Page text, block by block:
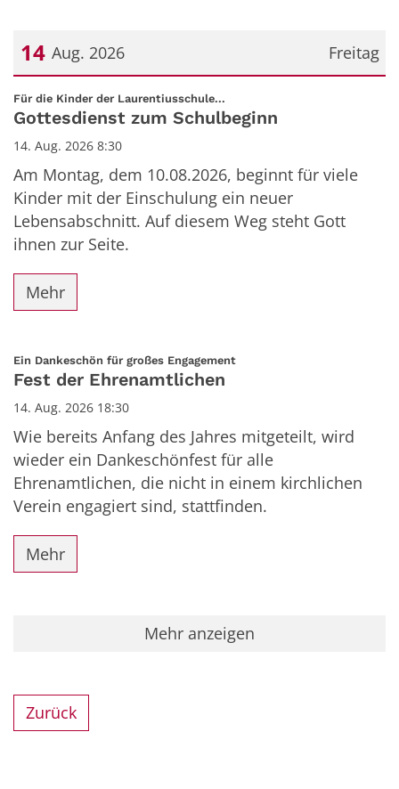
Freitag
14 Aug. 2026
Datum: 14. August 2026
Für die Kinder der Laurentiusschule...
Gottesdienst zum Schulbeginn
14. Aug. 2026 8:30
Am Montag, dem 10.08.2026, beginnt für viele
Kinder mit der Einschulung ein neuer
Lebensabschnitt. Auf diesem Weg steht Gott
ihnen zur Seite.
Mehr
Ein Dankeschön für großes Engagement:
Fest der Ehrenamtlichen
14. Aug. 2026 18:30
Wie bereits Anfang des Jahres mitgeteilt, wird
wieder ein Dankeschönfest für alle
Ehrenamtlichen, die nicht in einem kirchlichen
Verein engagiert sind, stattfinden.
Mehr
Mehr anzeigen
Zurück